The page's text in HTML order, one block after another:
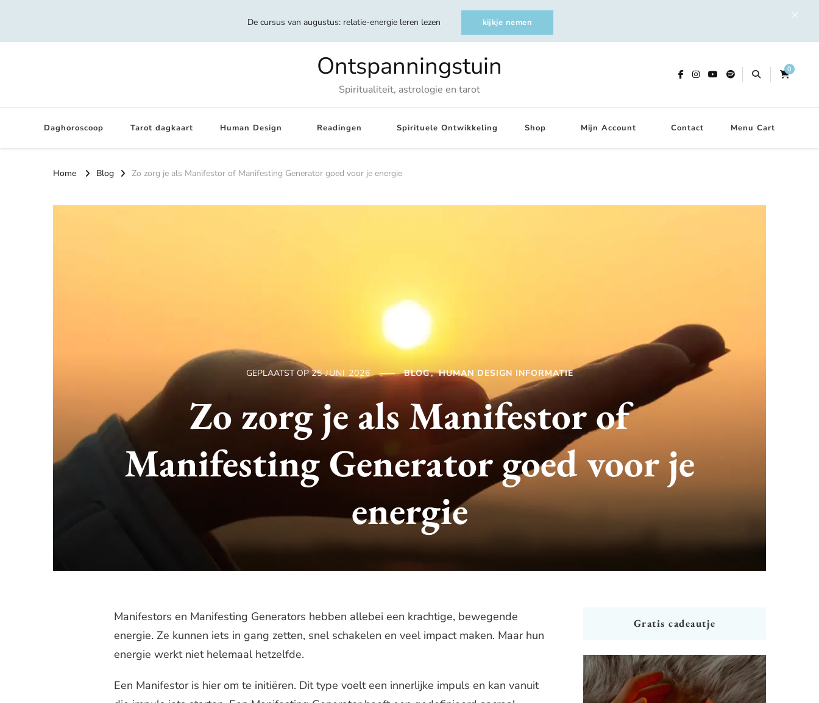
De cursus van augustus: relatie-energie leren lezen kijkje nemen
Ontspanningstuin
Spiritualiteit, astrologie en tarot
0
Daghoroscoop Tarot dagkaart Human Design Readingen Spirituele Ontwikkeling Shop Mijn Account Contact Menu Cart
Home Blog Zo zorg je als Manifestor of Manifesting Generator goed voor je energie
GEPLAATST OP25 JUNI 2026 BLOG HUMAN DESIGN INFORMATIE
Zo zorg je als Manifestor of
Manifesting Generator goed voor je
energie
Manifestors en Manifesting Generators hebben allebei een krachtige, bewegende
energie. Ze kunnen iets in gang zetten, snel schakelen en veel impact maken. Maar hun
energie werkt niet helemaal hetzelfde.
Een Manifestor is hier om te initiëren. Dit type voelt een innerlijke impuls en kan vanuit
Gratis cadeautje